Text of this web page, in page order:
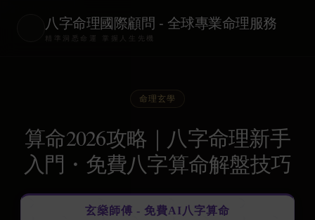
八字命理國際顧問 - 全球專業命理服務
精準洞悉命運 掌握人生先機
命理玄學
算命2026攻略｜八字命理新手
入門・免費八字算命解盤技巧
玄燊師傅 - 免費AI八字算命